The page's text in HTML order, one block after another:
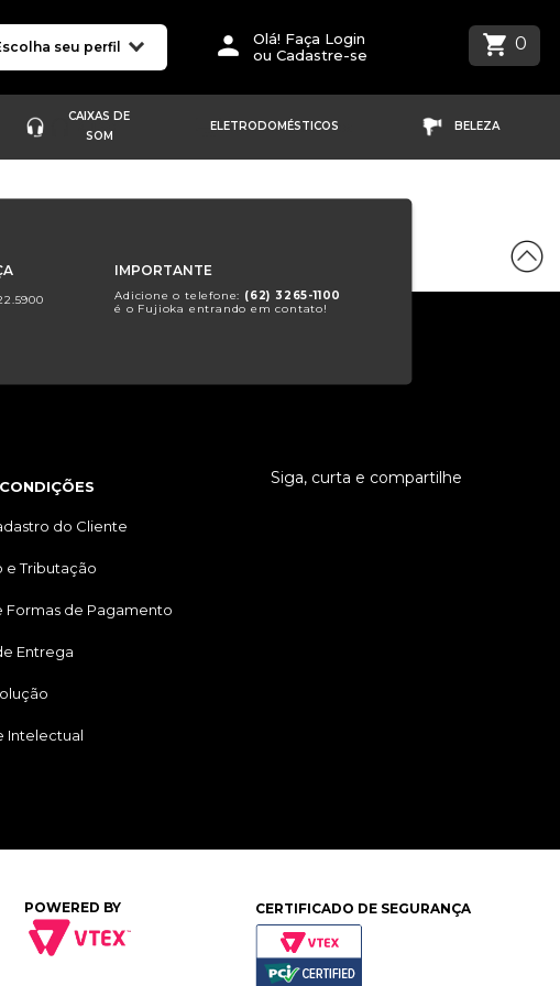
seu perfil
Olá! Faça Login
ou Cadastre-se
0
CAIXAS DE
SOM
ELETRODOMÉSTICOS BELEZA
IMPORTANTE
Adicione o telefone: (62) 3265-1100
é o Fujioka entrando em contato!
do Cliente
e Tributação
Formas de Pagamento
Entrega
Intelectual
Siga, curta e compartilhe
POWERED BY CERTIFICADO DE SEGURANÇA